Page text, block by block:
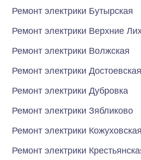
Ремонт электрики Бутырская
Ремонт электрики Верхние
Ремонт электрики Волжская
Ремонт электрики Достоевская
Ремонт электрики Дубровка
Ремонт электрики Зябликово
Ремонт электрики Кожуховская
Ремонт электрики